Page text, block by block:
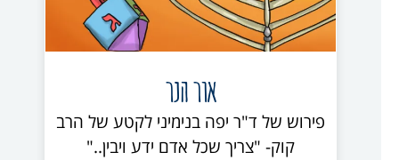
אור הנר
פירוש של ד"ר יפה בנימיני לקטע של הרב
קוק- "צריך שכל אדם ידע ויבין.."